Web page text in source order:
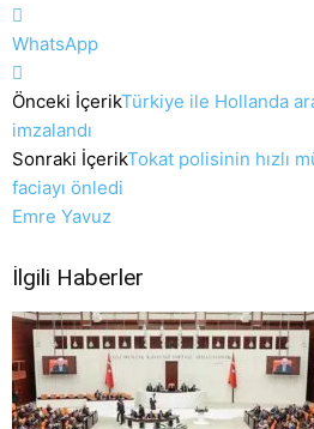
WhatsApp
Önceki İçerikTürkiye ile Hollanda
imzalandı
Sonraki İçerikTokat polisinin hızlı
faciayı önledi
Emre Yavuz
İlgili Haberler